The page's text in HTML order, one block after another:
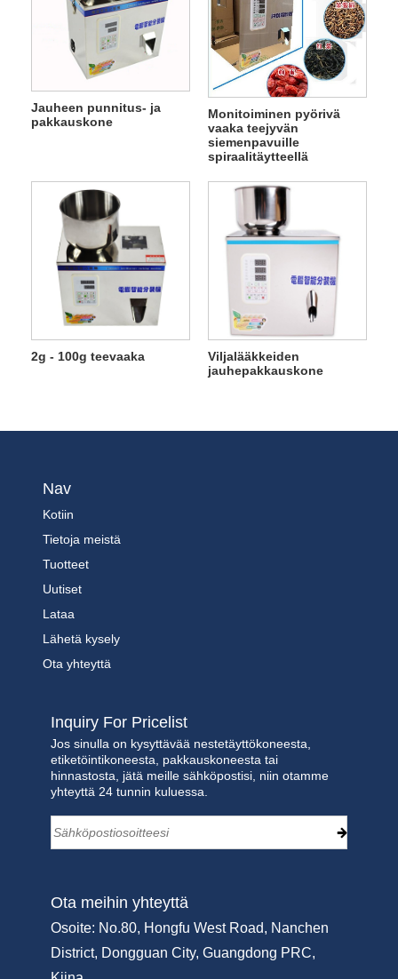
Jauheen punnitus- ja
pakkauskone
Monitoiminen pyörivä
vaaka teejyvän
siemenpavuille
spiraalitäytteellä
2g - 100g teevaaka
Viljalääkkeiden
jauhepakkauskone
Nav
Kotiin
Tietoja meistä
Tuotteet
Uutiset
Lataa
Lähetä kysely
Ota yhteyttä
Inquiry For Pricelist
Jos sinulla on kysyttävää nestetäyttökoneesta,
etiketöintikoneesta, pakkauskoneesta tai
hinnastosta, jätä meille sähköpostisi, niin otamme
yhteyttä 24 tunnin kuluessa.
Ota meihin yhteyttä
Osoite: No.80, Hongfu West Road, Nanchen
District, Dongguan City, Guangdong PRC,